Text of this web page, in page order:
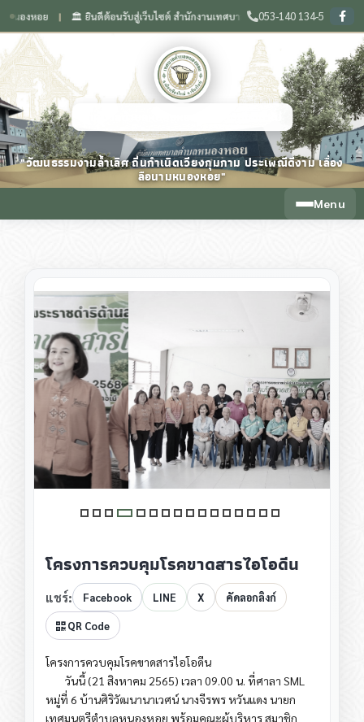
ย ❙ 🏛️ ยินดีต้อนรับสู่เว็บไซต์ สำนักงานเทศบาลตำบลหนองหอย จังหวัดเชียงใหม่
053-140 134-5
"วัฒนธรรมงามล้ำเลิศ ถิ่นกำเนิดเวียงกุมกาม ประเพณีดีงาม เลื่อง
ลือนามหนองหอย"
Menu
โครงการควบคุมโรคขาดสารไอโอดีน
แชร์: Facebook LINE X คัดลอกลิงก์
QR Code
โครงการควบคุมโรคขาดสารไอโอดีน
วันนี้ (21 สิงหาคม 2565) เวลา 09.00 น. ที่ศาลา SML
หมู่ที่ 6 บ้านศิริวัฒนานาเวศน์ นางจีรพร หวันแดง นายก
เทศมนตรีตำบลหนองหอย พร้อมคณะผู้บริหาร สมาชิก